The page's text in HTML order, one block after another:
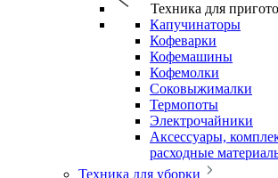
Техника для
Капучинаторы
Кофеварки
Кофемашины
Кофемолки
Соковыжималки
Термопоты
Электрочайники
Аксессуары,
расходные
Техника для уборки